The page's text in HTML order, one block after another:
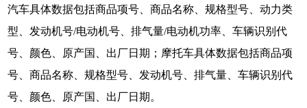
汽车具体数据包括商品项号、商品名称、规格型号、动力类
型、发动机号/电动机号、排气量/电动机功率、车辆识别代
号、颜色、原产国、出厂日期；摩托车具体数据包括商品项
号、商品名称、规格型号、发动机号、排气量、车辆识别代
号、颜色、原产国、出厂日期。